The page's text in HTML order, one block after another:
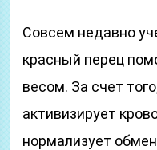
Совсем недавно
красный перец
весом. За счет
активизирует
нормализует